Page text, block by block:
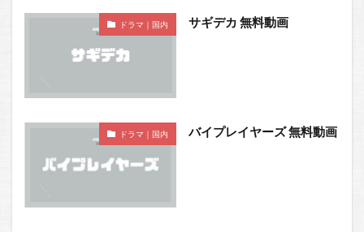
ドラマ｜国内 サギデカ 無料動画
ドラマ｜国内 バイプレイヤーズ 無料動画